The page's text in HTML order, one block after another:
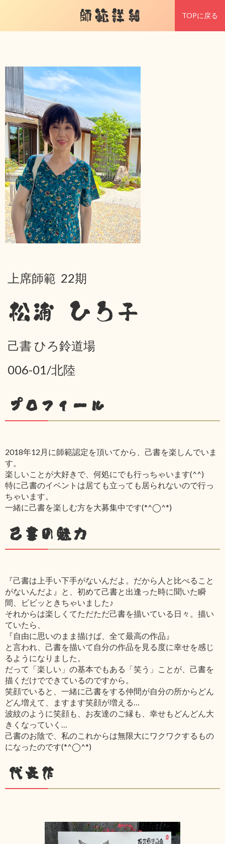
師範詳細 TOPに戻る
上席師範 22期
松浦 ひろ子
己書 ひろ鈴道場
006-01/北陸
プロフィール
2018年12月に師範認定を頂いてから、己書を楽しんでいま
す。
楽しいことが大好きで、何処にでも行っちゃいます(^^)
特に己書のイベントは居ても立っても居られないので行っ
ちゃいます。
一緒に己書を楽しむ方を大募集中です(*^◯^*)
己書の魅力
『己書は上手い下手がないんだよ。だから人と比べること
がないんだよ』と、初めて己書と出逢った時に聞いた瞬
間、ビビッときちゃいました♪
それからは楽しくてただただ己書を描いている日々。描い
ていたら、
『自由に思いのまま描けば、全て最高の作品』
と言われ、己書を描いて自分の作品を見る度に幸せを感じ
るようになりました。
だって「楽しい」の基本でもある「笑う」ことが、己書を
描くだけでできているのですから。
笑顔でいると、一緒に己書をする仲間が自分の所からどん
どん増えて、ますます笑顔が増える…
波紋のように笑顔も、お友達のご縁も、幸せもどんどん大
きくなっていく…
己書のお陰で、私のこれからは無限大にワクワクするもの
になったのです(*^◯^*)
代表作